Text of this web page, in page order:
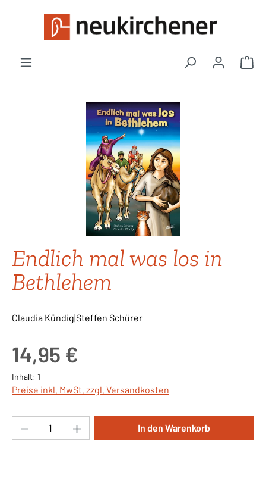
Zum Hauptinhalt springen
Bildergalerie überspringen
Endlich mal was los in
Bethlehem
Claudia Kündig|Steffen Schürer
14,95 €
Inhalt: 1
Preise inkl. MwSt. zzgl. Versandkosten
Produkt Anzahl: Gib den gewünschten
In den Warenkorb